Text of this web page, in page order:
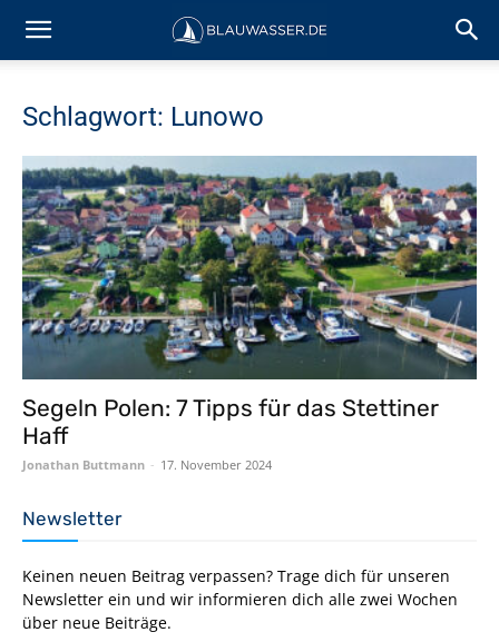
Schlagwort: Lunowo
Segeln Polen: 7 Tipps für das Stettiner
Haff
Jonathan Buttmann - 17. November 2024
Newsletter
Keinen neuen Beitrag verpassen? Trage dich für unseren
Newsletter ein und wir informieren dich alle zwei Wochen
über neue Beiträge.